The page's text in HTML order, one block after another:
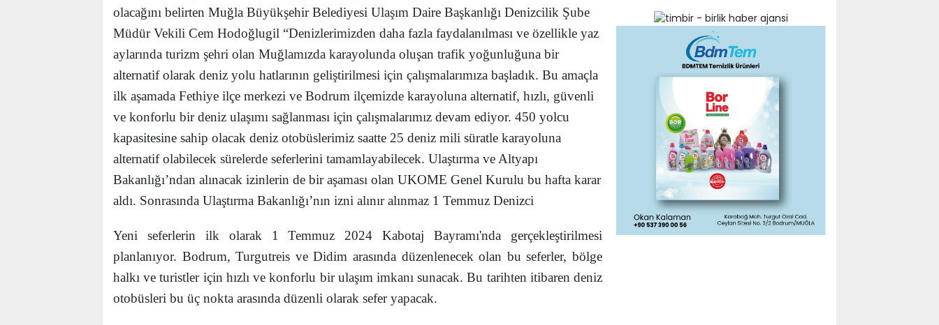
olacağını belirten Muğla Büyükşehir Belediyesi Ulaşım Daire Başkanlığı Denizcilik Şube
Müdür Vekili Cem Hodoğlugil “Denizlerimizden daha fazla faydalanılması ve özellikle yaz
aylarında turizm şehri olan Muğlamızda karayolunda oluşan trafik yoğunluğuna bir
alternatif olarak deniz yolu hatlarının geliştirilmesi için çalışmalarımıza başladık. Bu amaçla
ilk aşamada Fethiye ilçe merkezi ve Bodrum ilçemizde karayoluna alternatif, hızlı, güvenli
ve konforlu bir deniz ulaşımı sağlanması için çalışmalarımız devam ediyor. 450 yolcu
kapasitesine sahip olacak deniz otobüslerimiz saatte 25 deniz mili süratle karayoluna
alternatif olabilecek sürelerde seferlerini tamamlayabilecek. Ulaştırma ve Altyapı
Bakanlığı’ndan alınacak izinlerin de bir aşaması olan UKOME Genel Kurulu bu hafta karar
aldı. Sonrasında Ulaştırma Bakanlığı’nın izni alınır alınmaz 1 Temmuz Denizci
Yeni seferlerin ilk olarak 1 Temmuz 2024 Kabotaj Bayramı'nda gerçekleştirilmesi
planlanıyor. Bodrum, Turgutreis ve Didim arasında düzenlenecek olan bu seferler, bölge
halkı ve turistler için hızlı ve konforlu bir ulaşım imkanı sunacak. Bu tarihten itibaren deniz
otobüsleri bu üç nokta arasında düzenli olarak sefer yapacak.